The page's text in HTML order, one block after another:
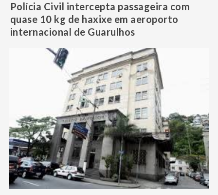
Polícia Civil intercepta passageira com
quase 10 kg de haxixe em aeroporto
internacional de Guarulhos